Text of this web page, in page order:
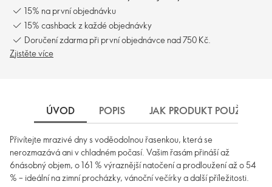
15% na první objednávku
15% cashback z každé objednávky
Doručení zdarma při první objednávce nad 750 Kč.
Zjistěte více
ÚVOD POPIS JAK PRODUKT POUŽÍVAT
Přivítejte mrazivé dny s voděodolnou řasenkou, která se
nerozmazává ani v chladném počasí. Vašim řasám přináší až
6násobný objem, o 161 % výraznější natočení a prodloužení až o 54
% – ideální na zimní procházky, vánoční večírky a další příležitosti.